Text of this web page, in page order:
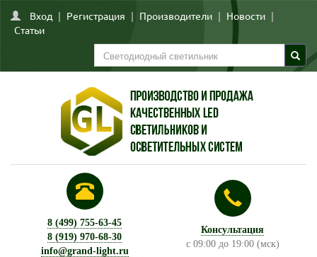
Вход | Регистрация | Производители | Новости |
Статьи
8 (499) 755-63-45
8 (919) 970-68-30
info@grand-light.ru
Консультация
с 09:00 до 19:00 (мск)